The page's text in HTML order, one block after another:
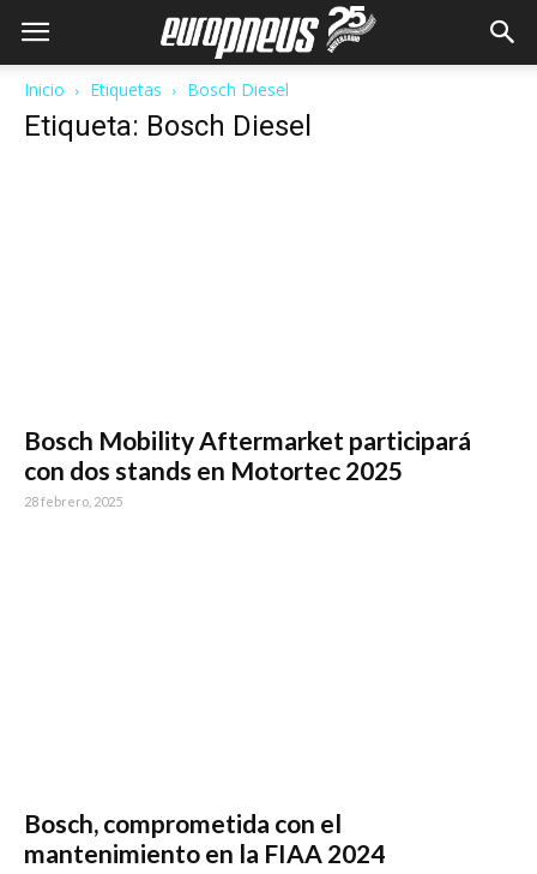
Inicio Etiquetas Bosch Diesel
Etiqueta: Bosch Diesel
Bosch Mobility Aftermarket participará
con dos stands en Motortec 2025
28 febrero, 2025
Bosch, comprometida con el
mantenimiento en la FIAA 2024